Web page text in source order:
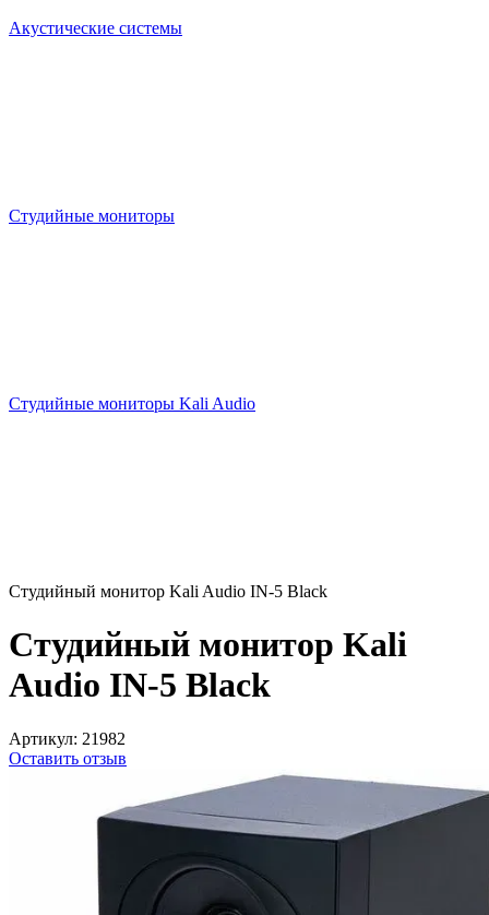
Акустические системы
Студийные мониторы
Студийные мониторы Kali Audio
Студийный монитор Kali Audio IN-5 Black
Студийный монитор Kali
Audio IN-5 Black
Артикул: 21982
Оставить отзыв